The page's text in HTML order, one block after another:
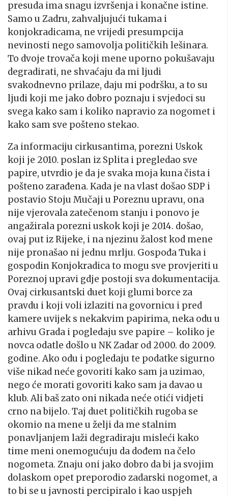
presuda ima snagu izvršenja i konačne istine.
Samo u Zadru, zahvaljujući tukama i
konjokradicama, ne vrijedi presumpcija
nevinosti nego samovolja političkih lešinara.
To dvoje trovača koji mene uporno pokušavaju
degradirati, ne shvaćaju da mi ljudi
svakodnevno prilaze, daju mi podršku, a to su
ljudi koji me jako dobro poznaju i svjedoci su
svega kako sam i koliko napravio za nogomet i
kako sam sve pošteno stekao.
Za informaciju cirkusantima, porezni Uskok
koji je 2010. poslan iz Splita i pregledao sve
papire, utvrdio je da je svaka moja kuna čista i
pošteno zarađena. Kada je na vlast došao SDP i
postavio Stoju Mučaji u Poreznu upravu, ona
nije vjerovala zatečenom stanju i ponovo je
angažirala porezni uskok koji je 2014. došao,
ovaj put iz Rijeke, i na njezinu žalost kod mene
nije pronašao ni jednu mrlju. Gospođa Tuka i
gospodin Konjokradica to mogu sve provjeriti u
Poreznoj upravi gdje postoji sva dokumentacija.
Ovaj cirkusantski duet koji glumi borce za
pravdu i koji voli izlaziti na govornicu i pred
kamere uvijek s nekakvim papirima, neka odu u
arhivu Grada i pogledaju sve papire – koliko je
novca odatle došlo u NK Zadar od 2000. do 2009.
godine. Ako odu i pogledaju te podatke sigurno
više nikad neće govoriti kako sam ja uzimao,
nego će morati govoriti kako sam ja davao u
klub. Ali baš zato oni nikada neće otići vidjeti
crno na bijelo. Taj duet političkih rugoba se
okomio na mene u želji da me stalnim
ponavljanjem laži degradiraju misleći kako
time meni onemogućuju da dođem na čelo
nogometa. Znaju oni jako dobro da bi ja svojim
dolaskom opet preporodio zadarski nogomet, a
to bi se u javnosti percipiralo i kao uspjeh